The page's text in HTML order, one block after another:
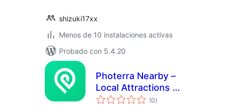
shizuki17xx
Menos de 10 instalaciones activas
Probado con 5.4.20
Photerra Nearby –
Local Attractions &
Travel Map Widget
(0total
de
)